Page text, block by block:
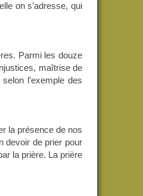
on s’adresse, qui
Parmi les douze
maîtrise de
l’exemple des
la présence de nos
devoir de prier pour
la prière. La prière